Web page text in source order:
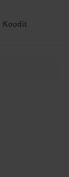
Koodit